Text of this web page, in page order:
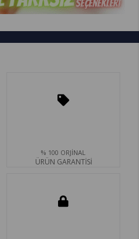
% 100 ORJİNAL
ÜRÜN GARANTİSİ